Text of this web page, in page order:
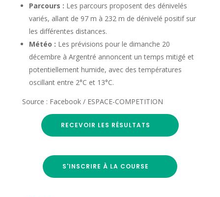
Parcours : Les parcours proposent des dénivelés
variés, allant de 97 m à 232 m de dénivelé positif sur
les différentes distances.
Météo : Les prévisions pour le dimanche 20
décembre à Argentré annoncent un temps mitigé et
potentiellement humide, avec des températures
oscillant entre 2°C et 13°C.
Source : Facebook / ESPACE-COMPETITION
RECEVOIR LES RÉSULTATS
S'INSCRIRE À LA COURSE